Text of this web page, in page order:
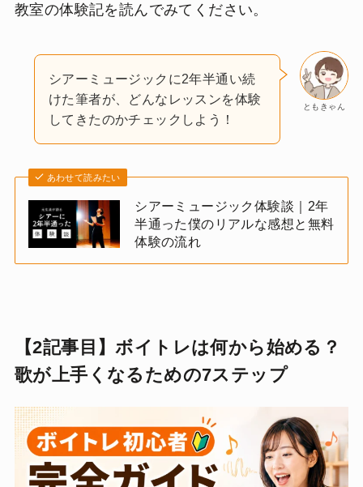
教室の体験記を読んでみてください。
ともきゃん
シアーミュージックに2年半通い続
けた筆者が、どんなレッスンを体験
してきたのかチェックしよう！
あわせて読みたい
シアーミュージック体験談｜2年
半通った僕のリアルな感想と無料
体験の流れ
【2記事目】ボイトレは何から始める？
歌が上手くなるための7ステップ